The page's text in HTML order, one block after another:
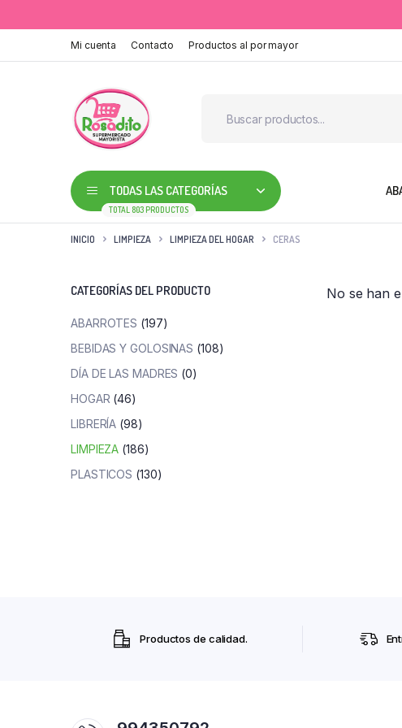
Mi cuenta Contacto Productos al por mayor
TODAS LAS CATEGORÍAS
TOTAL 803 PRODUCTOS
INICIO LIMPIEZA LIMPIEZA DEL HOGAR CERAS
No se han
CATEGORÍAS DEL PRODUCTO
ABARROTES (197)
BEBIDAS Y GOLOSINAS (108)
DÍA DE LAS MADRES (0)
HOGAR (46)
LIBRERÍA (98)
LIMPIEZA (186)
PLASTICOS (130)
Productos de calidad.